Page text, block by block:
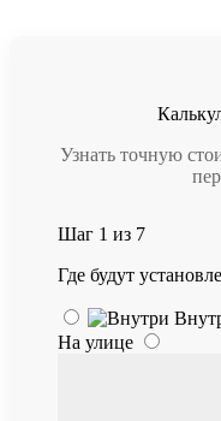
Узнать точную
Шаг 1 из 7
Где будут
На улице